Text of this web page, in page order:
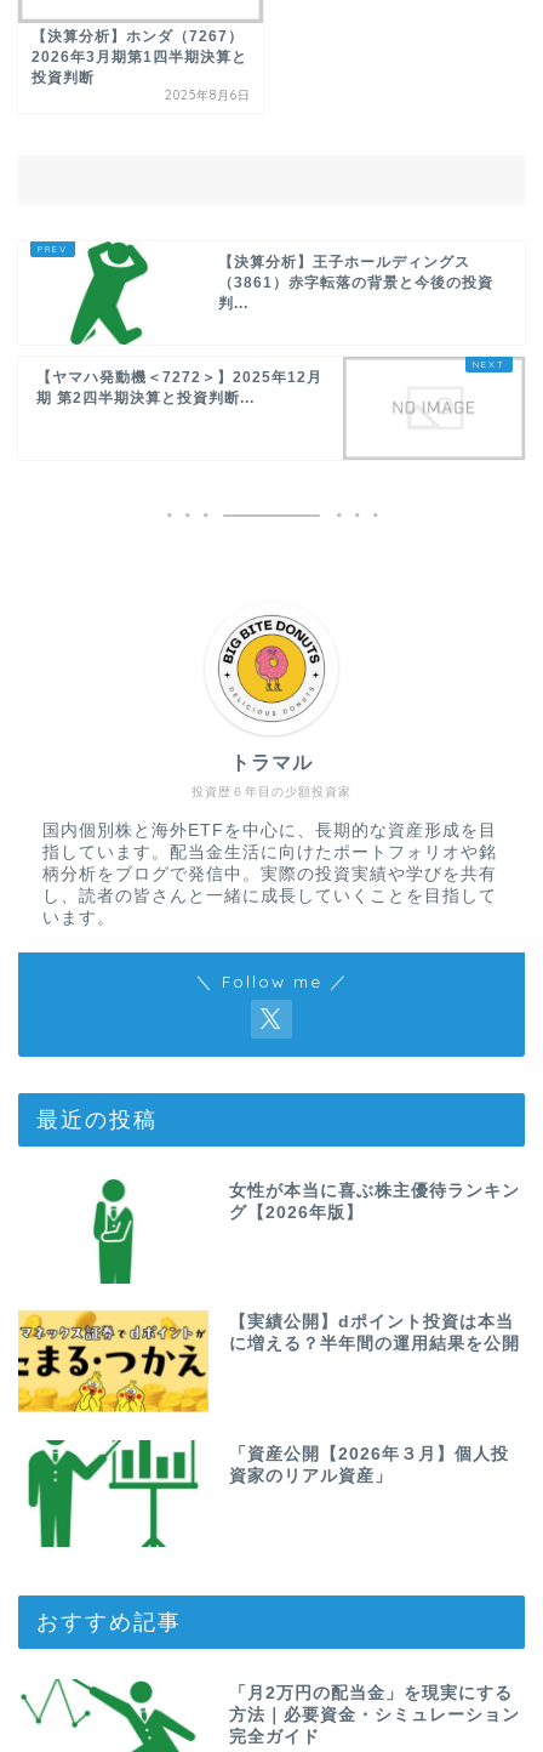
【決算分析】ホンダ（7267）
2026年3月期第1四半期決算と
投資判断
2025年8月6日
【決算分析】王子ホールディングス
（3861）赤字転落の背景と今後の投資
判...
【ヤマハ発動機＜7272＞】2025年12月
期 第2四半期決算と投資判断...
投資歴６年目の少額投資家
トラマル
国内個別株と海外ETFを中心に、長期的な資産形成を目
指しています。配当金生活に向けたポートフォリオや銘
柄分析をブログで発信中。実際の投資実績や学びを共有
し、読者の皆さんと一緒に成長していくことを目指して
います。
＼ Follow me ／
最近の投稿
女性が本当に喜ぶ株主優待ランキン
グ【2026年版】
【実績公開】dポイント投資は本当
に増える？半年間の運用結果を公開
「資産公開【2026年３月】個人投
資家のリアル資産」
おすすめ記事
「月2万円の配当金」を現実にする
方法｜必要資金・シミュレーション
完全ガイド